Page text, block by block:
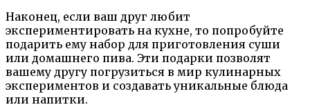
Наконец, если ваш друг любит
экспериментировать на кухне, то попробуйте
подарить ему набор для приготовления суши
или домашнего пива. Эти подарки позволят
вашему другу погрузиться в мир кулинарных
экспериментов и создавать уникальные блюда
или напитки.